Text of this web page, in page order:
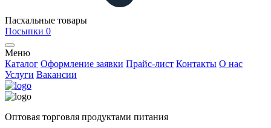
Пасхальные товары
Посыпки 0
Меню
Каталог Оформление заявки Прайс-лист Контакты О нас
Услуги Вакансии
Оптовая торговля продуктами питания